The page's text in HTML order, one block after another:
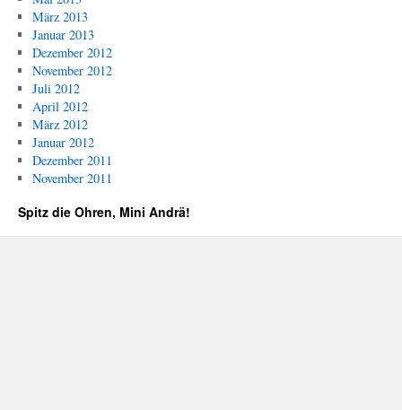
März 2013
Januar 2013
Dezember 2012
November 2012
Juli 2012
April 2012
März 2012
Januar 2012
Dezember 2011
November 2011
Spitz die Ohren, Mini Andrä!